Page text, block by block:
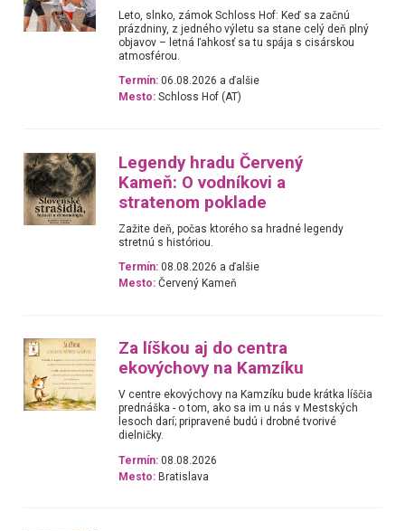
Leto, slnko, zámok Schloss Hof: Keď sa začnú
prázdniny, z jedného výletu sa stane celý deň plný
objavov – letná ľahkosť sa tu spája s cisárskou
atmosférou.
Termín: 06.08.2026 a ďalšie
Mesto: Schloss Hof (AT)
Legendy hradu Červený
Kameň: O vodníkovi a
stratenom poklade
Zažite deň, počas ktorého sa hradné legendy
stretnú s históriou.
Termín: 08.08.2026 a ďalšie
Mesto: Červený Kameň
Za líškou aj do centra
ekovýchovy na Kamzíku
V centre ekovýchovy na Kamzíku bude krátka líščia
prednáška - o tom, ako sa im u nás v Mestských
lesoch darí; pripravené budú i drobné tvorivé
dielničky.
Termín: 08.08.2026
Mesto: Bratislava